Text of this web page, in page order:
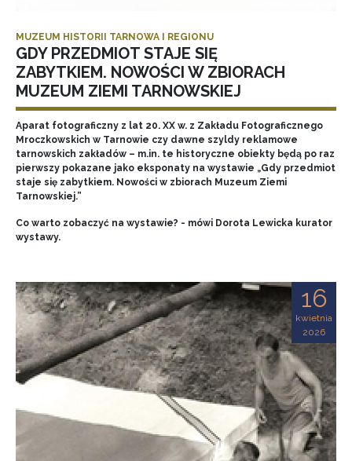
MUZEUM HISTORII TARNOWA I REGIONU
GDY PRZEDMIOT STAJE SIĘ
ZABYTKIEM. NOWOŚCI W ZBIORACH
MUZEUM ZIEMI TARNOWSKIEJ
Aparat fotograficzny z lat 20. XX w. z Zakładu Fotograficznego
Mroczkowskich w Tarnowie czy dawne szyldy reklamowe
tarnowskich zakładów – m.in. te historyczne obiekty będą po raz
pierwszy pokazane jako eksponaty na wystawie „Gdy przedmiot
staje się zabytkiem. Nowości w zbiorach Muzeum Ziemi
Tarnowskiej.”
Co warto zobaczyć na wystawie? - mówi Dorota Lewicka kurator
wystawy.
16
kwietnia
2026